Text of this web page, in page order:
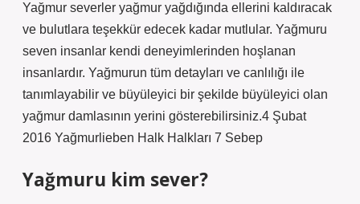
Yağmur severler yağmur yağdığında ellerini kaldıracak
ve bulutlara teşekkür edecek kadar mutlular. Yağmuru
seven insanlar kendi deneyimlerinden hoşlanan
insanlardır. Yağmurun tüm detayları ve canlılığı ile
tanımlayabilir ve büyüleyici bir şekilde büyüleyici olan
yağmur damlasının yerini gösterebilirsiniz.4 Şubat
2016 Yağmurlieben Halk Halkları 7 Sebep
Yağmuru kim sever?